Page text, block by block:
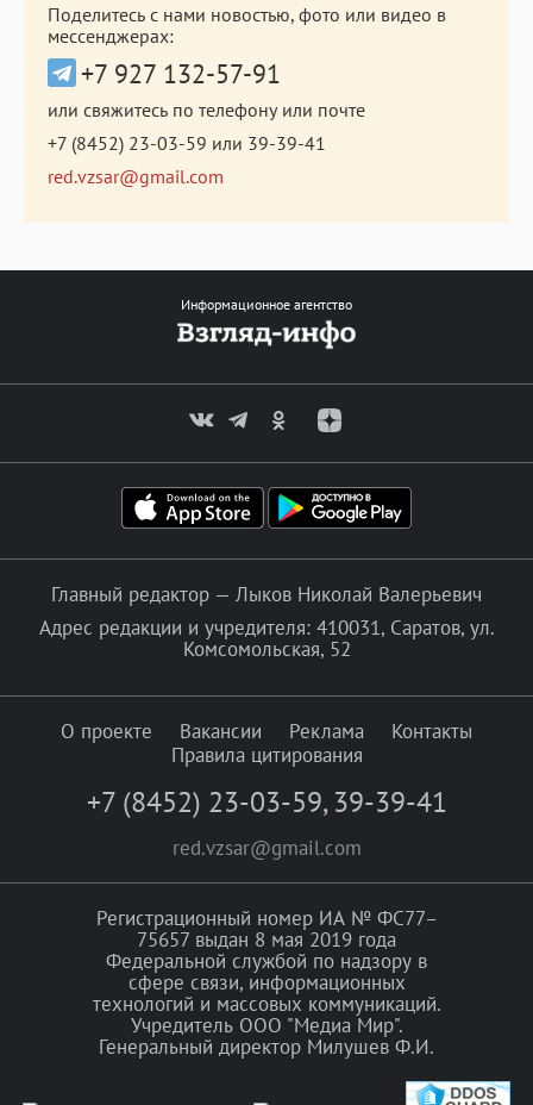
Поделитесь с нами новостью, фото или видео в
мессенджерах:
+7 927 132-57-91
или свяжитесь по телефону или почте
+7 (8452) 23-03-59 или 39-39-41
red.vzsar@gmail.com
Информационное агентство
Главный редактор — Лыков Николай Валерьевич
Адрес редакции и учредителя: 410031, Саратов, ул.
Комсомольская, 52
О проекте Вакансии Реклама
Контакты
Правила цитирования
+7 (8452) 23-03-59, 39-39-41
red.vzsar@gmail.com
Регистрационный номер ИА № ФС77–
75657 выдан 8 мая 2019 года
Федеральной службой по надзору в
сфере связи, информационных
технологий и массовых коммуникаций.
Учредитель ООО "Медиа Мир".
Генеральный директор Милушев Ф.И.